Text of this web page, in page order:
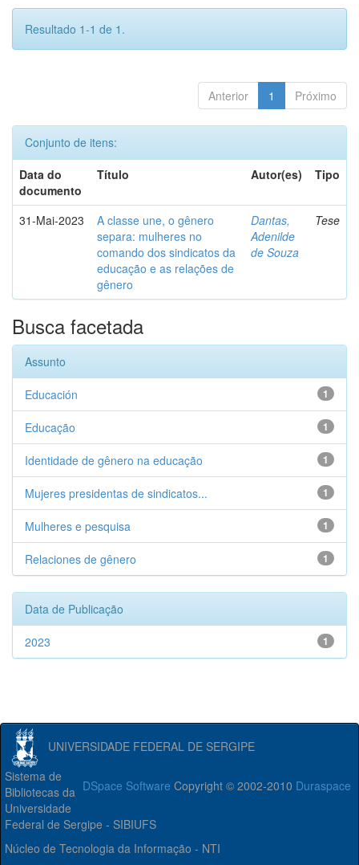
Resultado 1-1 de 1.
Anterior 1 Próximo
Conjunto de itens:
Data do
documento
Título Autor(es) Tipo
31-Mai-2023
A classe une, o gênero
separa: mulheres no
comando dos sindicatos da
educação e as relações de
gênero
Dantas,
Adenilde
de Souza
Tese
Busca facetada
Assunto
1
Educación
1
Educação
1
Identidade de gênero na educação
1
Mujeres presidentas de sindicatos...
1
Mulheres e pesquisa
1
Relaciones de gênero
Data de Publicação
1
2023
UNIVERSIDADE FEDERAL DE SERGIPE
DSpace Software Copyright © 2002-2010 Duraspace
Sistema de
Bibliotecas da
Universidade
Federal de Sergipe - SIBIUFS
Núcleo de Tecnologia da Informação - NTI